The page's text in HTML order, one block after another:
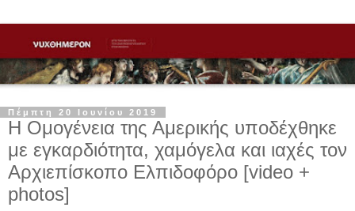
Πέμπτη 20 Ιουνίου 2019
Η Ομογένεια της Αμερικής υποδέχθηκε
με εγκαρδιότητα, χαμόγελα και ιαχές τον
Αρχιεπίσκοπο Ελπιδοφόρο [video +
photos]